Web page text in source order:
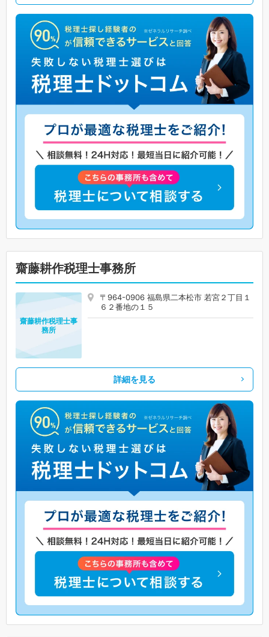
齋藤耕作税理士事務所
〒964-0906 福島県二本松市 若宮２丁目１
６２番地の１５
齋藤耕作税理士事
務所
詳細を見る